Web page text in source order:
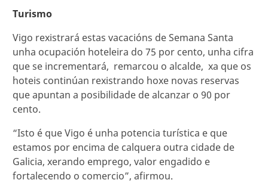
Turismo
Vigo rexistrará estas vacacións de Semana Santa
unha ocupación hoteleira do 75 por cento, unha cifra
que se incrementará, remarcou o alcalde, xa que os
hoteis continúan rexistrando hoxe novas reservas
que apuntan a posibilidade de alcanzar o 90 por
cento.
“Isto é que Vigo é unha potencia turística e que
estamos por encima de calquera outra cidade de
Galicia, xerando emprego, valor engadido e
fortalecendo o comercio”, afirmou.